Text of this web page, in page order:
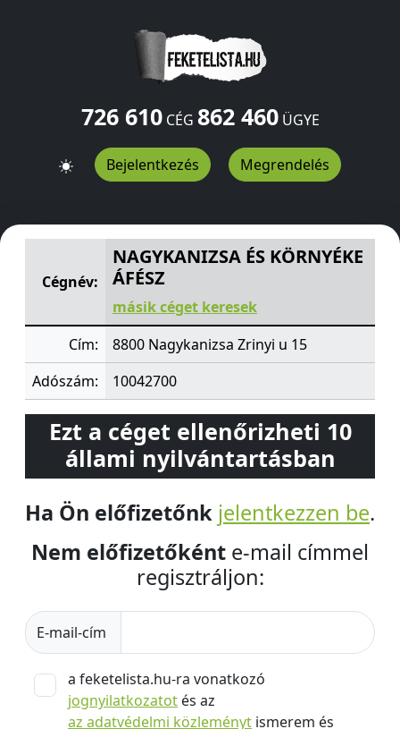
726 610CÉG 862 460ÜGYE
Bejelentkezés Megrendelés
NAGYKANIZSA ÉS KÖRNYÉKE ÁFÉSZ Zrinyi u 15
Cégnév:
NAGYKANIZSA ÉS KÖRNYÉKE
ÁFÉSZ
másik céget keresek
Cím:
8800 Nagykanizsa Zrinyi u 15
Adószám:
10042700
Ezt a céget ellenőrizheti 10
állami nyilvántartásban
Ha Ön előfizetőnk jelentkezzen be.
Nem előfizetőként e-mail címmel
regisztráljon:
E-mail-cím
a feketelista.hu-ra vonatkozó
jognyilatkozatot és az
az adatvédelmi közleményt ismerem és